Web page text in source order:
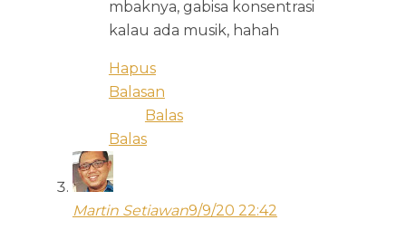
mbaknya, gabisa konsentrasi
kalau ada musik, hahah
Hapus
Balasan
Balas
Balas
Martin Setiawan9/9/20 22:42